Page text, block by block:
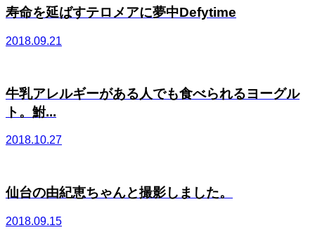
寿命を延ばすテロメアに夢中Defytime
2018.09.21
牛乳アレルギーがある人でも食べられるヨーグル
ト。鮒...
2018.10.27
仙台の由紀恵ちゃんと撮影しました。
2018.09.15